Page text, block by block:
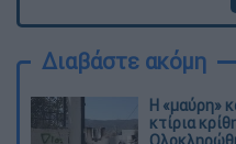
Διαβάστε ακόμη
Η «μαύρη»
κτίρια